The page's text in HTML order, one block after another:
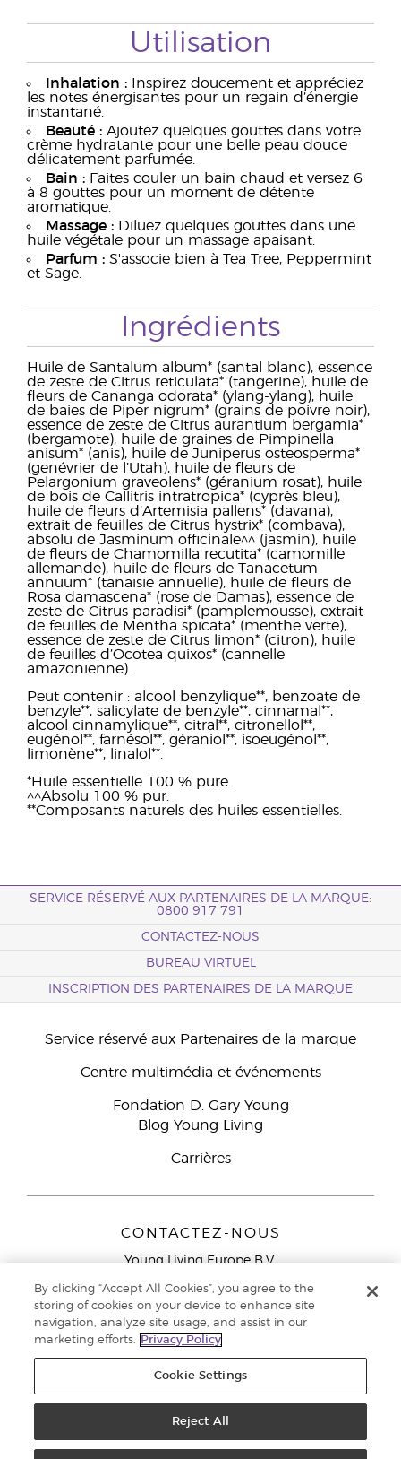
Utilisation
Inhalation : Inspirez doucement et appréciez
les notes énergisantes pour un regain d’énergie
instantané.
Beauté : Ajoutez quelques gouttes dans votre
crème hydratante pour une belle peau douce
délicatement parfumée.
Bain : Faites couler un bain chaud et versez 6
à 8 gouttes pour un moment de détente
aromatique.
Massage : Diluez quelques gouttes dans une
huile végétale pour un massage apaisant.
Parfum : S'associe bien à Tea Tree, Peppermint
et Sage.
Ingrédients
Huile de Santalum album* (santal blanc), essence
de zeste de Citrus reticulata* (tangerine), huile de
fleurs de Cananga odorata* (ylang-ylang), huile
de baies de Piper nigrum* (grains de poivre noir),
essence de zeste de Citrus aurantium bergamia*
(bergamote), huile de graines de Pimpinella
anisum* (anis), huile de Juniperus osteosperma*
(genévrier de l’Utah), huile de fleurs de
Pelargonium graveolens* (géranium rosat), huile
de bois de Callitris intratropica* (cyprès bleu),
huile de fleurs d’Artemisia pallens* (davana),
extrait de feuilles de Citrus hystrix* (combava),
absolu de Jasminum officinale^^ (jasmin), huile
de fleurs de Chamomilla recutita* (camomille
allemande), huile de fleurs de Tanacetum
annuum* (tanaisie annuelle), huile de fleurs de
Rosa damascena* (rose de Damas), essence de
zeste de Citrus paradisi* (pamplemousse), extrait
de feuilles de Mentha spicata* (menthe verte),
essence de zeste de Citrus limon* (citron), huile
de feuilles d’Ocotea quixos* (cannelle
amazonienne).
Peut contenir : alcool benzylique**, benzoate de
benzyle**, salicylate de benzyle**, cinnamal**,
alcool cinnamylique**, citral**, citronellol**,
eugénol**, farnésol**, géraniol**, isoeugénol**,
limonène**, linalol**.
*Huile essentielle 100 % pure.
^^Absolu 100 % pur.
**Composants naturels des huiles essentielles.
SERVICE RÉSERVÉ AUX PARTENAIRES DE LA MARQUE:
0800 917 791
CONTACTEZ-NOUS
BUREAU VIRTUEL
INSCRIPTION DES PARTENAIRES DE LA MARQUE
Service réservé aux Partenaires de la marque
Centre multimédia et événements
Fondation D. Gary Young
Blog Young Living
Carrières
CONTACTEZ-NOUS
Young Living Europe B.V.
9727 AJ Groningen
Service réservé aux Partenaires de la marque
791
Politique de confidentialité
By clicking “Accept All Cookies”, you agree to the
storing of cookies on your device to enhance site
navigation, analyze site usage, and assist in our
marketing efforts.
Privacy Policy
Cookie Settings
Reject All